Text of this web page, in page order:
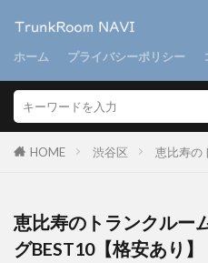
ホーム プライバシーポリシー
HOME 渋谷区 恵比寿の
恵比寿のトランクル
グBEST10【格安あり】